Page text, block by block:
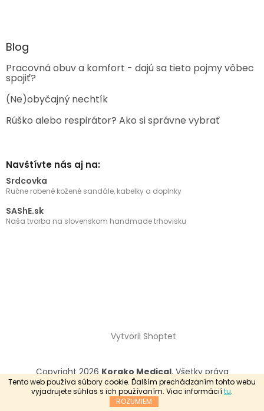
Tento web používa súbory cookie. Ďalším prechádzaním tohto webu
vyjadrujete súhlas s ich používaním. Viac informáciítu.
ROZUMIEM
Blog
Pracovná obuv a komfort - dajú sa tieto pojmy vôbec
spojiť?
(Ne)obyčajný nechtík
Rúško alebo respirátor? Ako si správne vybrať
Navštívte nás aj na:
Srdcovka
Ručne robené kožené sandále, kabelky a doplnky
SAShE.sk
Naša tvorba na slovenskom handmade trhovisku
Vytvoril Shoptet
Copyright 2026Korako Medical. Všetky práva
vyhradené.